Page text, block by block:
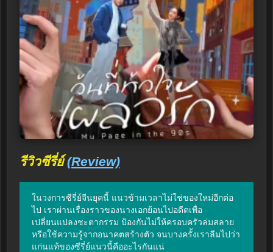
รีวิวซีรี่ย์(Review)
ในวงการซีรี่ย์จีนยุคนี้ แนวข้ามเวลาไม่ใช่ของใหม่อีกต่อ
ไป เราผ่านเรื่องราวของนางเอกย้อนไปอดีตเพื่อ
เปลี่ยนแปลงชะตากรรม ป้องกันไม่ให้ครอบครัวล่มสลาย
หรือใช้ความรู้จากอนาคตสร้างตัว จนบางครั้งเราลืมไปว่า
แก่นแท้ของซีรี่ย์แนวนี้คืออะไรกันแน่